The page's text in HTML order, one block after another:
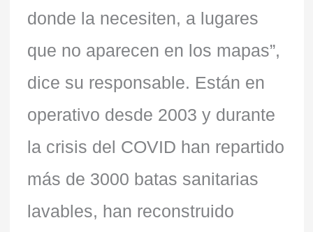
donde la necesiten, a lugares
que no aparecen en los mapas”,
dice su responsable. Están en
operativo desde 2003 y durante
la crisis del COVID han repartido
más de 3000 batas sanitarias
lavables, han reconstruido